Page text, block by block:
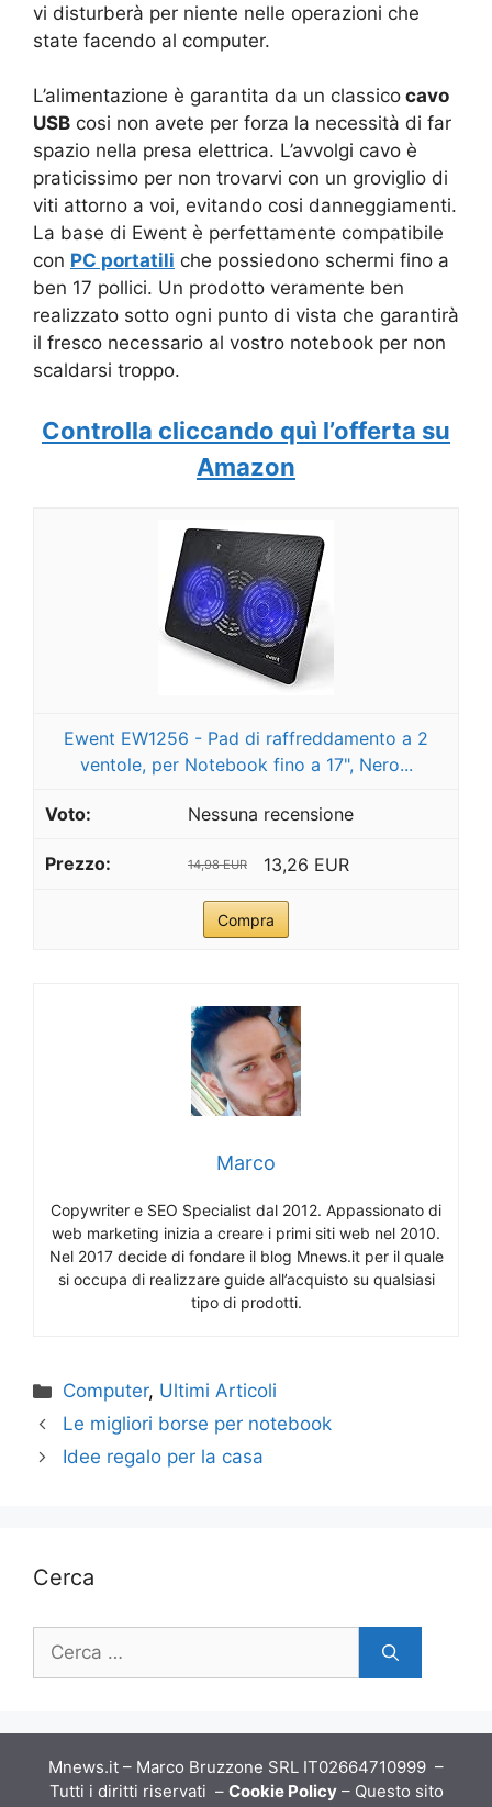
vi disturberà per niente nelle operazioni che
state facendo al computer.
L’alimentazione è garantita da un classico cavo
USB cosi non avete per forza la necessità di far
spazio nella presa elettrica. L’avvolgi cavo è
praticissimo per non trovarvi con un groviglio di
viti attorno a voi, evitando cosi danneggiamenti.
La base di Ewent è perfettamente compatibile
con PC portatili che possiedono schermi fino a
ben 17 pollici. Un prodotto veramente ben
realizzato sotto ogni punto di vista che garantirà
il fresco necessario al vostro notebook per non
scaldarsi troppo.
Controlla cliccando quì l’offerta su
Amazon
Ewent EW1256 - Pad di raffreddamento a 2
ventole, per Notebook fino a 17", Nero...
Nessuna recensione
14,98 EUR 13,26 EUR
Compra
Marco
Copywriter e SEO Specialist dal 2012. Appassionato di
web marketing inizia a creare i primi siti web nel 2010.
Nel 2017 decide di fondare il blog Mnews.it per il quale
si occupa di realizzare guide all’acquisto su qualsiasi
tipo di prodotti.
Categorie
Computer, Ultimi Articoli
Le migliori borse per notebook
Idee regalo per la casa
Cerca
Ricerca
Mnews.it – Marco Bruzzone SRL IT02664710999 –
Tutti i diritti riservati – Cookie Policy– Questo sito